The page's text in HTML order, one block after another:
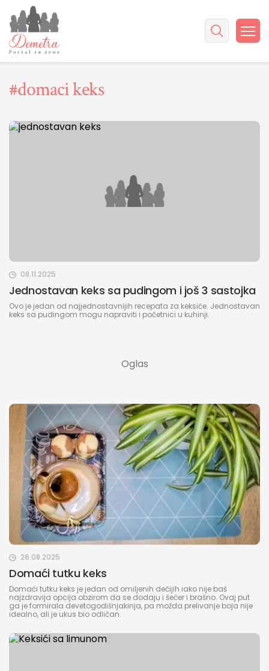
#domaci keks
08.11.2025
Jednostavan keks sa pudingom i još 3 sastojka
Ovo je jedan od najjednostavnijih recepata za keksiće. Jednostavan
keks sa pudingom mogu napraviti i početnici u kuhinji.
26.08.2025
Domaći tutku keks
Domaći tutku keks je jedan od omiljenih dečijih iako nije baš
najzdravija opcija obzirom da se dodaju i šećer i brašno. Ovaj put
ga je formirala devetogodišnjakinja, pa možda prelivanje boja nije
idealno, ali je ukus bio odličan.